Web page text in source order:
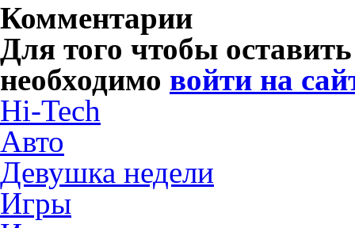
Комментарии
Для того чтобы
необходимо войти на
Hi-Tech
Авто
Девушка недели
Игры